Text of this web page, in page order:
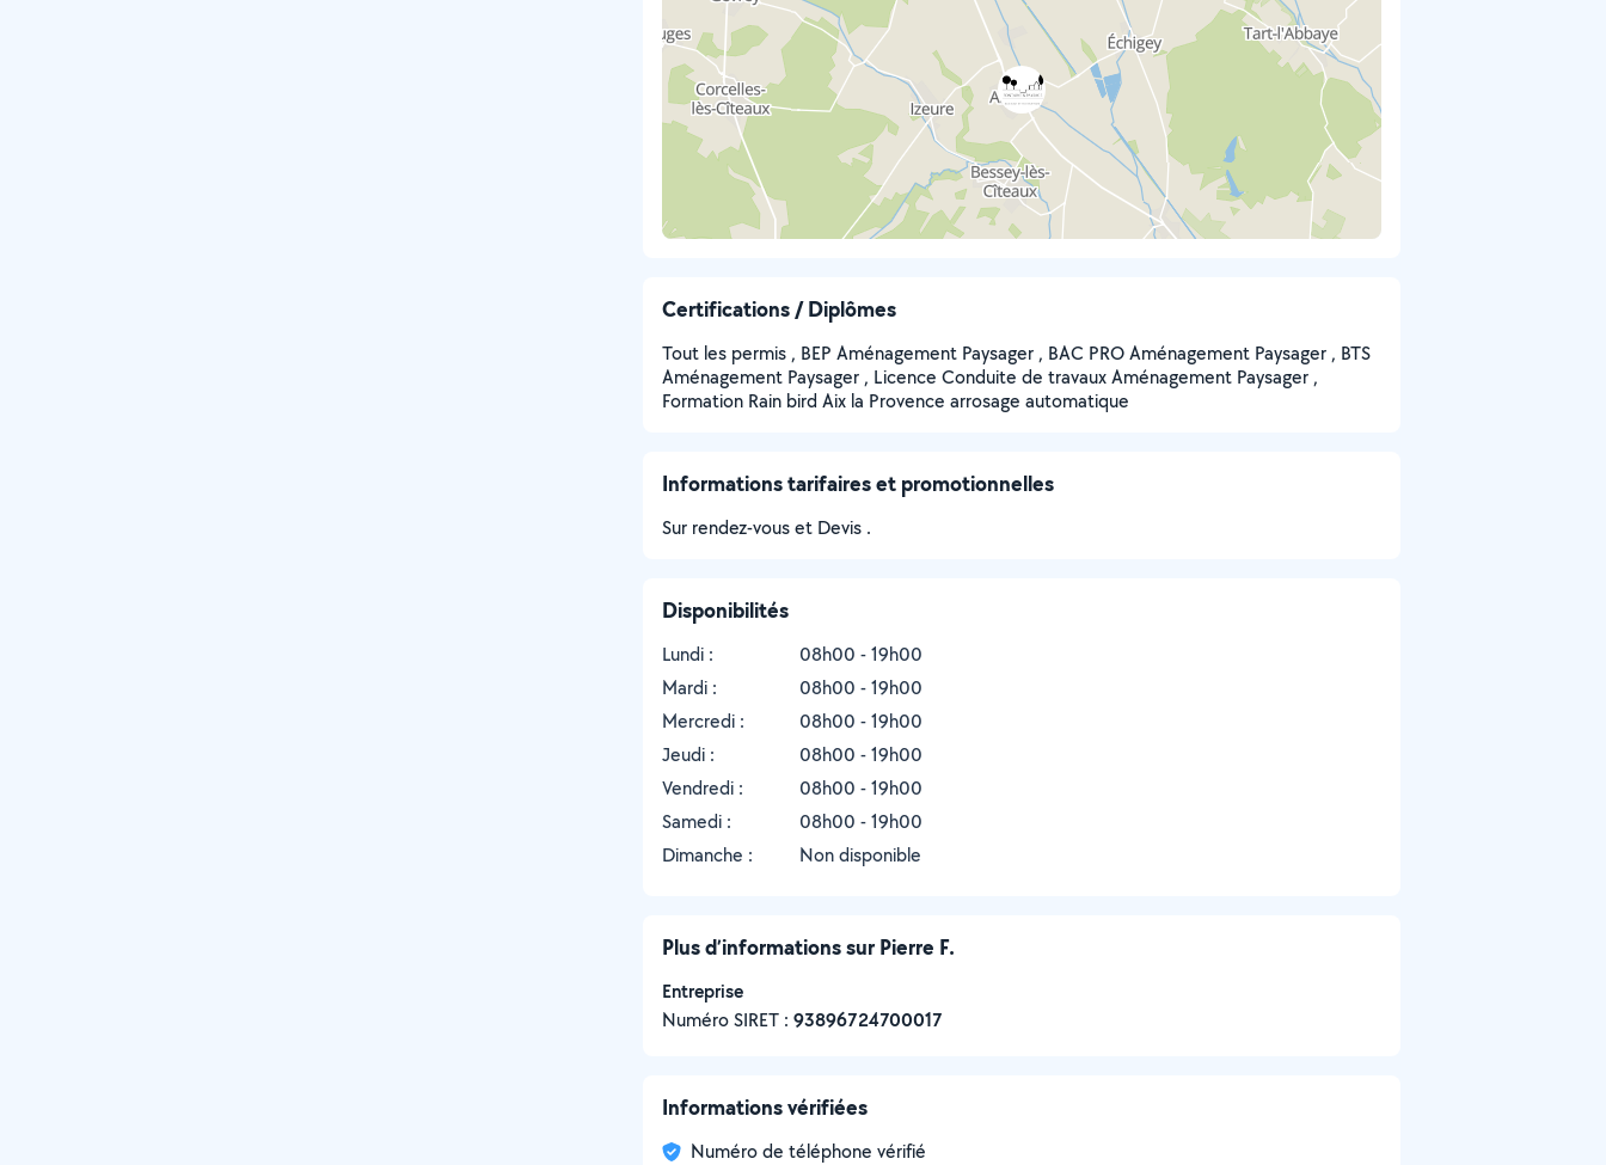
Certifications / Diplômes
Tout les permis , BEP Aménagement Paysager , BAC PRO Aménagement Paysager , BTS
Aménagement Paysager , Licence Conduite de travaux Aménagement Paysager ,
Formation Rain bird Aix la Provence arrosage automatique
Informations tarifaires et promotionnelles
Sur rendez-vous et Devis .
Disponibilités
Lundi :
08h00 - 19h00
Mardi :
08h00 - 19h00
Mercredi :
08h00 - 19h00
Jeudi :
08h00 - 19h00
Vendredi :
08h00 - 19h00
Samedi :
08h00 - 19h00
Dimanche :
Non disponible
Plus d’informations sur Pierre F.
Entreprise
Numéro SIRET : ‍93896724700017
Informations vérifiées
Numéro de téléphone vérifié